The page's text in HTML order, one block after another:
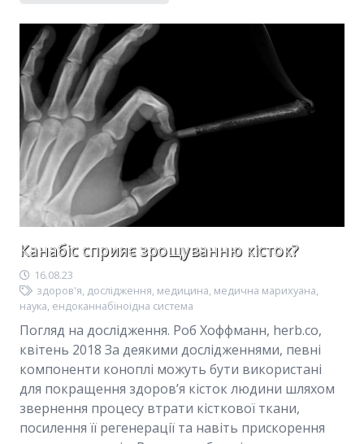
Канабіс сприяє зрощуванню кісток?
16.08.23
здоров'я, дослідження, медицина, медична марихуана,
наука, ендоканнабіноідна система
Погляд на дослідження. Роб Хоффманн, herb.co,
квітень 2018 За деякими дослідженнями, певні
компоненти коноплі можуть бути використані
для покращення здоров’я кісток людини шляхом
звернення процесу втрати кісткової ткани,
посилення її регенерації та навіть прискорення